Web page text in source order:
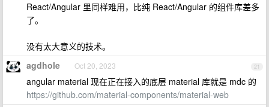
React/Angular 里同样难用，比纯 React/Angular 的组件库差多
了。
没有太大意义的技术。
21
agdhole Oct 20, 2023
angular material 现在正在接入的底层 material 库就是 mdc 的
https://github.com/material-components/material-web